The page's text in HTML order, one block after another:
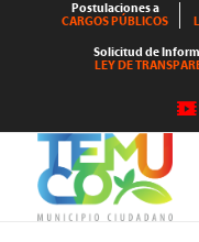
Postulaciones a
CARGOS PÚBLICOS
Solicitud de
LEY DE